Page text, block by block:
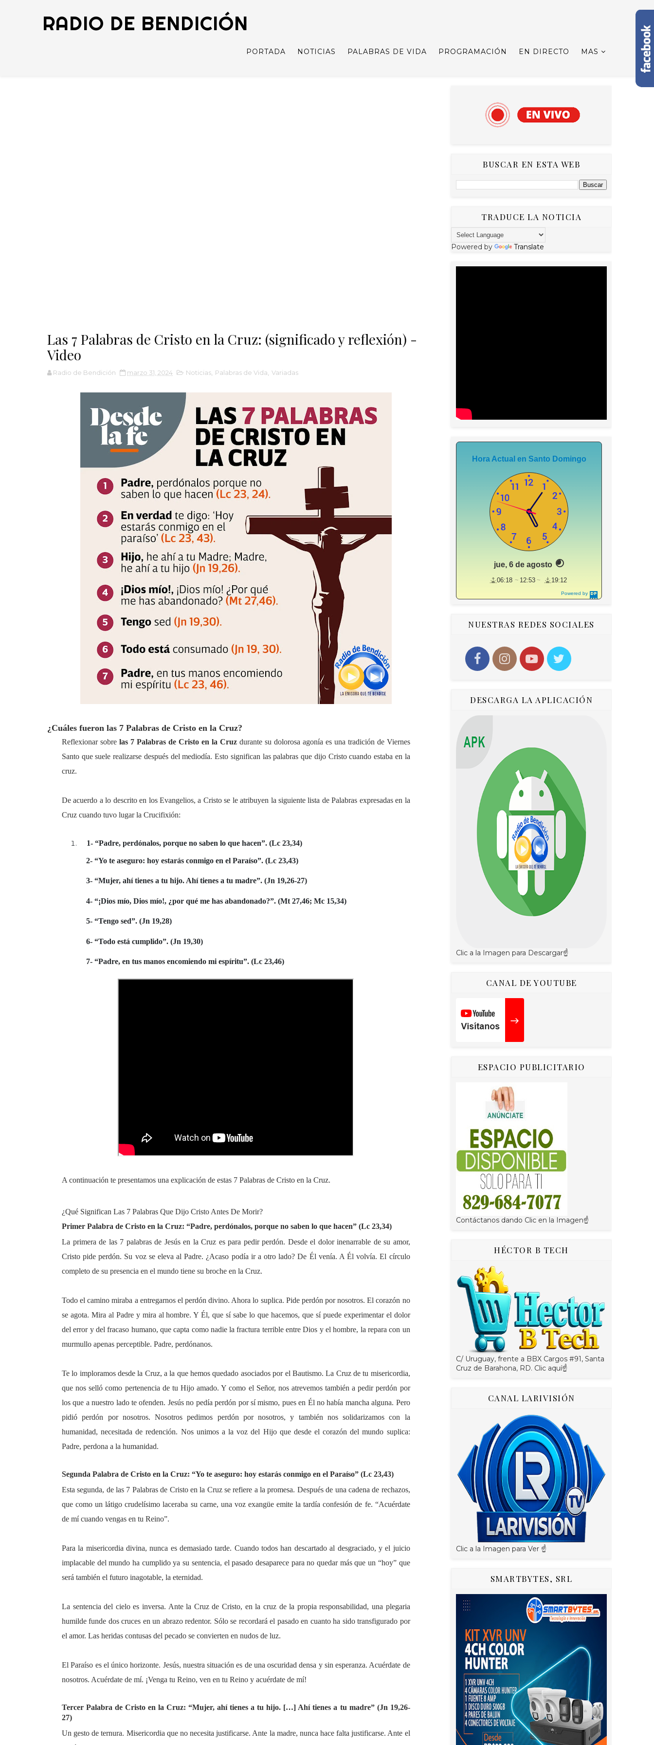
RADIO DE BENDICIÓN
PORTADA NOTICIAS PALABRAS DE VIDA PROGRAMACIÓN EN DIRECTO MAS
Las 7 Palabras de Cristo en la Cruz: (significado y reflexión) -
Video
Radio de Bendición marzo 31, 2024 Noticias Palabras de Vida Variadas
¿Cuáles fueron las 7 Palabras de Cristo en la Cruz?
Reflexionar sobre las 7 Palabras de Cristo en la Cruzdurante su dolorosa agonía es una tradición de Viernes
Santo que suele realizarse después del mediodía. Esto significan las palabras que dijo Cristo cuando estaba en la
cruz.
De acuerdo a lo descrito en los Evangelios, a Cristo se le atribuyen la siguiente lista de Palabras expresadas en la
Cruz cuando tuvo lugar la Crucifixión:
1- “Padre, perdónalos, porque no saben lo que hacen”. (Lc 23,34)
2- “Yo te aseguro: hoy estarás conmigo en el Paraíso”. (Lc 23,43)
3- “Mujer, ahí tienes a tu hijo. Ahí tienes a tu madre”. (Jn 19,26-27)
4- “¡Dios mío, Dios mío!, ¿por qué me has abandonado?”. (Mt 27,46; Mc 15,34)
5- “Tengo sed”. (Jn 19,28)
6- “Todo está cumplido”. (Jn 19,30)
7- “Padre, en tus manos encomiendo mi espíritu”. (Lc 23,46)
A continuación te presentamos una explicación de estas 7 Palabras de Cristo en la Cruz.
¿Qué Significan Las 7 Palabras Que Dijo Cristo Antes De Morir?
Primer Palabra de Cristo en la Cruz: “Padre, perdónalos, porque no saben lo que hacen” (Lc 23,34)
La primera de las 7 palabras de Jesús en la Cruz es para pedir perdón. Desde el dolor inenarrable de su amor,
Cristo pide perdón. Su voz se eleva al Padre. ¿Acaso podía ir a otro lado? De Él venía. A Él volvía. El círculo
completo de su presencia en el mundo tiene su broche en la Cruz.
Todo el camino miraba a entregarnos el perdón divino. Ahora lo suplica. Pide perdón por nosotros. El corazón no
se agota. Mira al Padre y mira al hombre. Y Él, que sí sabe lo que hacemos, que sí puede experimentar el dolor
del error y del fracaso humano, que capta como nadie la fractura terrible entre Dios y el hombre, la repara con un
murmullo apenas perceptible. Padre, perdónanos.
Te lo imploramos desde la Cruz, a la que hemos quedado asociados por el Bautismo. La Cruz de tu misericordia,
que nos selló como pertenencia de tu Hijo amado. Y como el Señor, nos atrevemos también a pedir perdón por
los que a nuestro lado te ofenden. Jesús no pedía perdón por sí mismo, pues en Él no había mancha alguna. Pero
pidió perdón por nosotros. Nosotros pedimos perdón por nosotros, y también nos solidarizamos con la
humanidad, necesitada de redención. Nos unimos a la voz del Hijo que desde el corazón del mundo suplica:
Padre, perdona a la humanidad.
Segunda Palabra de Cristo en la Cruz: “Yo te aseguro: hoy estarás conmigo en el Paraíso” (Lc 23,43)
Esta segunda, de las 7 Palabras de Cristo en la Cruz se refiere a la promesa. Después de una cadena de rechazos,
que como un látigo crudelísimo laceraba su carne, una voz exangüe emite la tardía confesión de fe. “Acuérdate
de mí cuando vengas en tu Reino”.
Para la misericordia divina, nunca es demasiado tarde. Cuando todos han descartado al desgraciado, y el juicio
implacable del mundo ha cumplido ya su sentencia, el pasado desaparece para no quedar más que un “hoy” que
será también el futuro inagotable, la eternidad.
La sentencia del cielo es inversa. Ante la Cruz de Cristo, en la cruz de la propia responsabilidad, una plegaria
humilde funde dos cruces en un abrazo redentor. Sólo se recordará el pasado en cuanto ha sido transfigurado por
el amor. Las heridas contusas del pecado se convierten en nudos de luz.
El Paraíso es el único horizonte. Jesús, nuestra situación es de una oscuridad densa y sin esperanza. Acuérdate de
nosotros. Acuérdate de mí. ¡Venga tu Reino, ven en tu Reino y acuérdate de mí!
Tercer Palabra de Cristo en la Cruz: “Mujer, ahí tienes a tu hijo. […] Ahí tienes a tu madre” (Jn 19,26-
27)
Un gesto de ternura. Misericordia que no necesita justificarse. Ante la madre, nunca hace falta justificarse. Ante el
BUSCAR EN ESTA WEB
TRADUCE LA NOTICIA
Powered by Translate
Powered by
DaysPedia.c
Hora Actual en Santo Domingo
jue, 6 de agosto
06:18 12:53 19:12
NUESTRAS REDES SOCIALES
DESCARGA LA APLICACIÓN
Clic a la Imagen para Descargar☝
CANAL DE YOUTUBE
ESPACIO PUBLICITARIO
Contáctanos dando Clic en la Imagen☝
HÉCTOR B TECH
C/ Uruguay, frente a BBX Cargos #91, Santa
Cruz de Barahona, RD. Clic aquí☝
CANAL LARIVISIÓN
Clic a la Imagen para Ver ☝️
SMARTBYTES, SRL